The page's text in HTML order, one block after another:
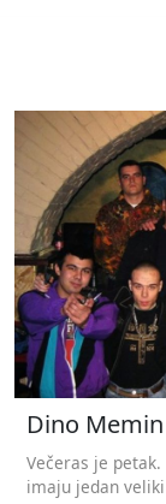
Dino
Večeras je
imaju jedan